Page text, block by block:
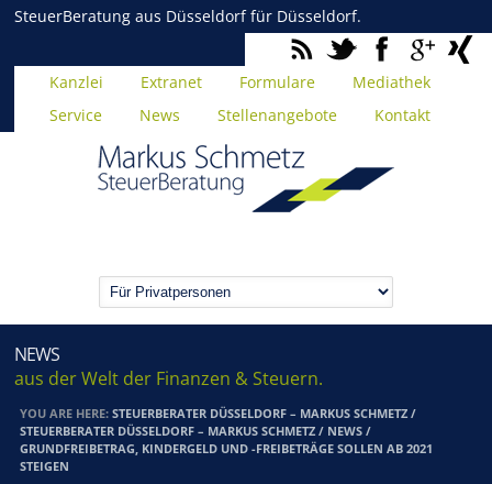
SteuerBeratung aus Düsseldorf für Düsseldorf.
Kanzlei Extranet Formulare
Mediathek
Service
News Stellenangebote Kontakt
NEWS
aus der Welt der Finanzen & Steuern.
YOU ARE HERE:STEUERBERATER DÜSSELDORF – MARKUS SCHMETZ /
STEUERBERATER DÜSSELDORF – MARKUS SCHMETZ / NEWS /
GRUNDFREIBETRAG, KINDERGELD UND -FREIBETRÄGE SOLLEN AB 2021
STEIGEN